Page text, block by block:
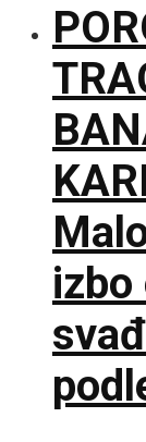
izbo